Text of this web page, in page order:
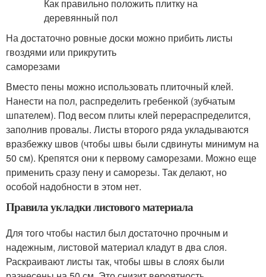
На достаточно ровные доски можно прибить листы
гвоздями или прикрутить
саморезами
Вместо пены можно использовать плиточный клей.
Нанести на пол, распределить гребенкой (зубчатым
шпателем). Под весом плиты клей перераспределится,
заполнив провалы. Листы второго ряда укладываются
вразбежку швов (чтобы швы были сдвинуты минимум на
50 см). Крепятся они к первому саморезами. Можно еще
применить сразу пену и саморезы. Так делают, но
особой надобности в этом нет.
Правила укладки листового материала
Для того чтобы настил был достаточно прочным и
надежным, листовой материал кладут в два слоя.
Раскраивают листы так, чтобы швы в слоях были